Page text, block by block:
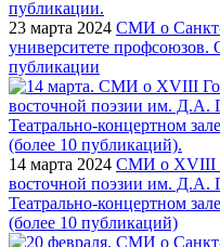
23 марта 2024 СМИ о Санкт-
университете профсоюзов.
публикации
14 марта 2024 СМИ о XVIII
восточной поэзии им. Д.А.
Театрально-концертном
(более 10 публикаций)